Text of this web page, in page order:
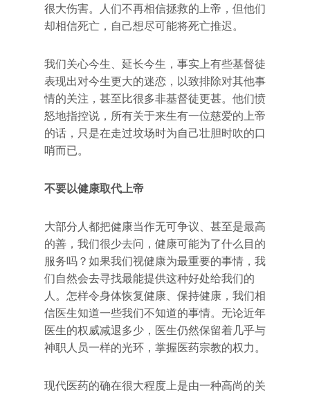
很大伤害。人们不再相信拯救的上帝，但他们
却相信死亡，自己想尽可能将死亡推迟。
我们关心今生、延长今生，事实上有些基督徒
表现出对今生更大的迷恋，以致排除对其他事
情的关注，甚至比很多非基督徒更甚。他们愤
怒地指控说，所有关于来生有一位慈爱的上帝
的话，只是在走过坟场时为自己壮胆时吹的口
哨而已。
不要以健康取代上帝
大部分人都把健康当作无可争议、甚至是最高
的善，我们很少去问，健康可能为了什么目的
服务吗？如果我们视健康为最重要的事情，我
们自然会去寻找最能提供这种好处给我们的
人。怎样令身体恢复健康、保持健康，我们相
信医生知道一些我们不知道的事情。无论近年
医生的权威减退多少，医生仍然保留着几乎与
神职人员一样的光环，掌握医药宗教的权力。
现代医药的确在很大程度上是由一种高尚的关